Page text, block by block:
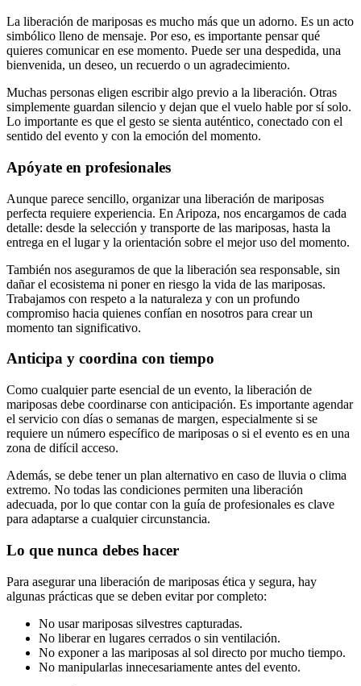
La liberación de mariposas es mucho más que un adorno. Es un acto
simbólico lleno de mensaje. Por eso, es importante pensar qué
quieres comunicar en ese momento. Puede ser una despedida, una
bienvenida, un deseo, un recuerdo o un agradecimiento.
Muchas personas eligen escribir algo previo a la liberación. Otras
simplemente guardan silencio y dejan que el vuelo hable por sí solo.
Lo importante es que el gesto se sienta auténtico, conectado con el
sentido del evento y con la emoción del momento.
Apóyate en profesionales
Aunque parece sencillo, organizar una liberación de mariposas
perfecta requiere experiencia. En Aripoza, nos encargamos de cada
detalle: desde la selección y transporte de las mariposas, hasta la
entrega en el lugar y la orientación sobre el mejor uso del momento.
También nos aseguramos de que la liberación sea responsable, sin
dañar el ecosistema ni poner en riesgo la vida de las mariposas.
Trabajamos con respeto a la naturaleza y con un profundo
compromiso hacia quienes confían en nosotros para crear un
momento tan significativo.
Anticipa y coordina con tiempo
Como cualquier parte esencial de un evento, la liberación de
mariposas debe coordinarse con anticipación. Es importante agendar
el servicio con días o semanas de margen, especialmente si se
requiere un número específico de mariposas o si el evento es en una
zona de difícil acceso.
Además, se debe tener un plan alternativo en caso de lluvia o clima
extremo. No todas las condiciones permiten una liberación
adecuada, por lo que contar con la guía de profesionales es clave
para adaptarse a cualquier circunstancia.
Lo que nunca debes hacer
Para asegurar una liberación de mariposas ética y segura, hay
algunas prácticas que se deben evitar por completo:
No usar mariposas silvestres capturadas.
No liberar en lugares cerrados o sin ventilación.
No exponer a las mariposas al sol directo por mucho tiempo.
No manipularlas innecesariamente antes del evento.